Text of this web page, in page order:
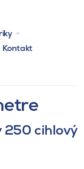
Kontakt
250 cihlový